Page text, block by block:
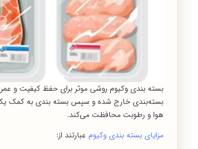
بسته بندی وکیوم روشی موثر برای حفظ کیفیت و
بسته‌بندی خارج شده و سپس بسته بندی به کمک یک
هوا و رطوبت محافظت می‌کند.
مزایای بسته بندی وکیوم عبارتند از: